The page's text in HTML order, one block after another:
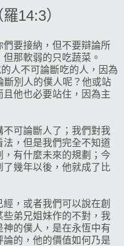
14:3）
們要接納，但不要辯論所
那軟弱的只吃蔬菜。
人不可論斷吃的人，因為
斷別人的僕人呢？他或站
他也必要站住，因為主
可論斷人了；我們對我
，但是我們完全不知道
有什麼未來的規劃；今
幾年以後，他就成了比
，或者我們可以說在創
弟兄姐妹作的不對，我
的僕人，是在永恆中有
的，他的價值如何乃是